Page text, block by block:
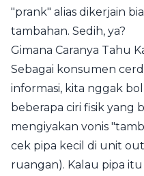
"prank" alias dikerjain
tambahan. Sedih, ya?
Gimana Caranya Tahu
Sebagai konsumen
informasi, kita nggak
beberapa ciri fisik yang
mengiyakan vonis
cek pipa kecil di unit
ruangan). Kalau pipa